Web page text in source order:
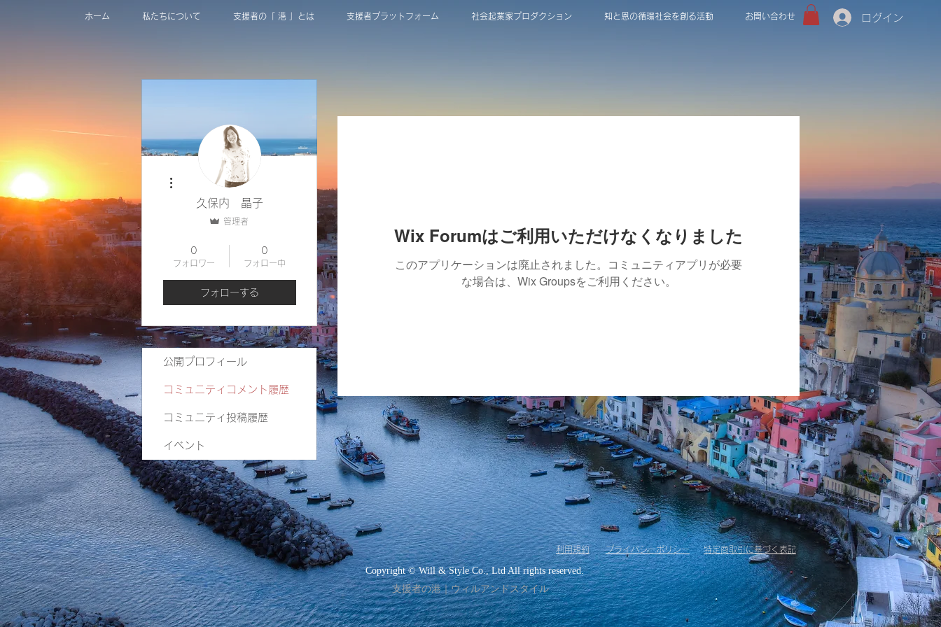
ホーム 私たちについて 支援者の「 港 」とは 支援者プラットフォーム 社会起業家プロダクション 知と恩の循環社会を創る活動 お問い合わせ ログイン
Wix Forumはご利用いただけなくなりました
このアプリケーションは廃止されました。コミュニティアプリが必要
な場合は、Wix Groupsをご利用ください。
久保内 晶子
管理者
0
フォロワー
0
フォロー中
フォローする
公開プロフィール
コミュニティコメント履歴
コミュニティ投稿履歴
イベント
​利用規約 プライバシーポリシー ​特定商取引に基づく表記
Copyright © Will & Style Co., Ltd All rights reserved.
支援者の港｜ウィルアンドスタイル